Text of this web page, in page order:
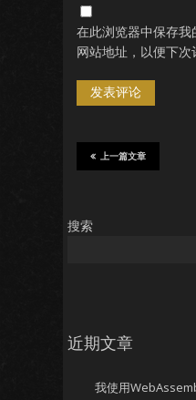
在此浏览器中保存
网站地址，以便下次
上一篇文章
搜索
近期文章
我使用